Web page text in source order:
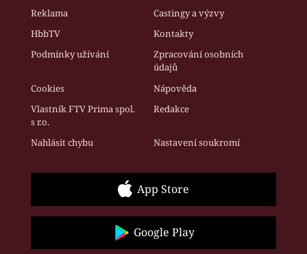
Reklama
Castingy a výzvy
HbbTV
Kontakty
Podmínky užívání
Zpracování osobních
údajů
Cookies
Nápověda
Vlastník FTV Prima spol.
s r.o.
Redakce
Nahlásit chybu Nastavení soukromí
App Store
Google Play